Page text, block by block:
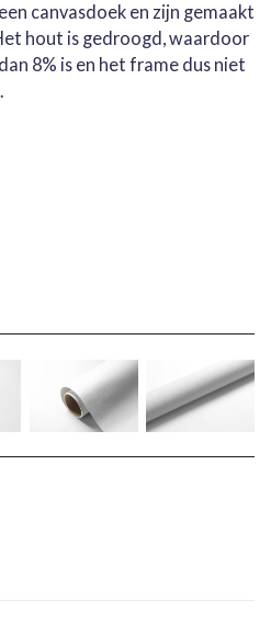
canvasdoek en zijn gemaakt
hout is gedroogd, waardoor
8% is en het frame dus niet